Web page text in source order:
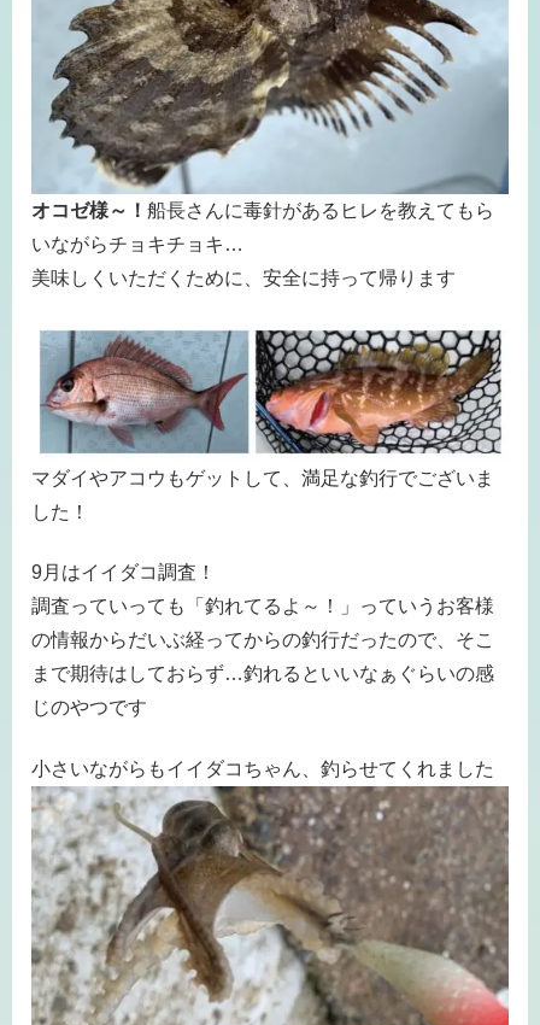
オコゼ様～！ 船長さんに毒針があるヒレを教えてもら
いながらチョキチョキ…
美味しくいただくために、安全に持って帰ります
マダイやアコウもゲットして、満足な釣行でございま
した！
9月はイイダコ調査！
調査っていっても「釣れてるよ～！」っていうお客様
の情報からだいぶ経ってからの釣行だったので、そこ
まで期待はしておらず…釣れるといいなぁぐらいの感
じのやつです
小さいながらもイイダコちゃん、釣らせてくれました